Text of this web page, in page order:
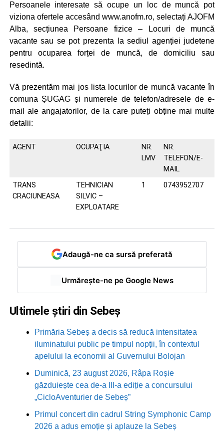
Persoanele interesate să ocupe un loc de muncă pot
viziona ofertele accesând www.anofm.ro, selectați AJOFM
Alba, secțiunea Persoane fizice – Locuri de muncă
vacante sau se pot prezenta la sediul agenției judetene
pentru ocuparea forței de muncă, de domiciliu sau
resedintă.
Vă prezentăm mai jos lista locurilor de muncă vacante în
comuna ȘUGAG și numerele de telefon/adresele de e-
mail ale angajatorilor, de la care puteți obține mai multe
detalii:
AGENT OCUPAŢIA
NR.
LMV
NR.
TELEFON/E-
MAIL
TRANS
CRACIUNEASA
TEHNICIAN
SILVIC –
EXPLOATARE
1 0743952707
Adaugă-ne ca sursă preferată
Urmărește-ne pe Google News
Ultimele știri din Sebeș
Primăria Sebeș a decis să reducă intensitatea
iluminatului public pe timpul nopții, în contextul
apelului la economii al Guvernului Bolojan
Duminică, 23 august 2026, Râpa Roșie
găzduiește cea de-a III-a ediție a concursului
„CicloAventurier de Sebeș”
Primul concert din cadrul String Symphonic Camp
2026 a adus emoție și aplauze la Sebeș